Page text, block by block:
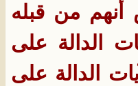
أنهم من قبله
الدالة على
الدالة على